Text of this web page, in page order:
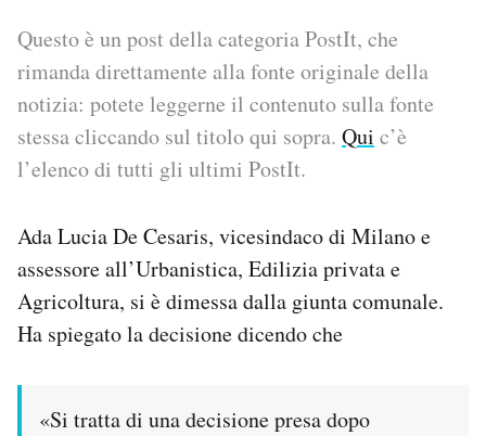
SHOP
CALENDARIO
AREA PERSONALE
Newsletter
Notifiche mobile
Regala il Post
Hai bisogno di aiuto?
Questo è un post della categoria PostIt, che
rimanda direttamente alla fonte originale della
notizia: potete leggerne il contenuto sulla fonte
stessa cliccando sul titolo qui sopra. Qui c’è
l’elenco di tutti gli ultimi PostIt.
Ada Lucia De Cesaris, vicesindaco di Milano e
assessore all’Urbanistica, Edilizia privata e
Agricoltura, si è dimessa dalla giunta comunale.
Ha spiegato la decisione dicendo che
«Si tratta di una decisione presa dopo